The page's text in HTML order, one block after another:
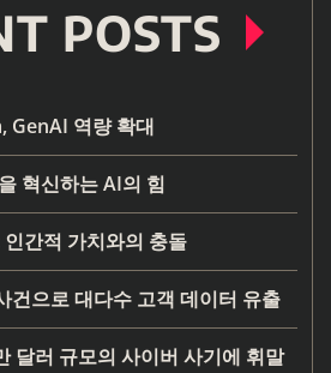
POSTS
GenAI 역량 확대
혁신하는 AI의 힘
간적 가치와의 충돌
으로 대다수 고객 데이터 유출
달러 규모의 사이버 사기에 휘말